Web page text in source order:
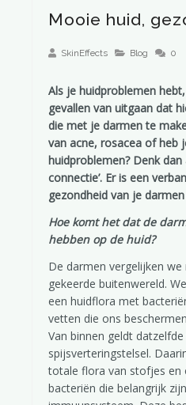
Mooie huid,
SkinEffects Blog 0
Als je huidproblemen
gevallen van uitgaan dat
die met je darmen te
van acne, rosacea of heb
huidproblemen? Denk dan
connectie’. Er is een
gezondheid van je
Hoe komt het dat de
hebben op de huid?
De darmen vergelijken
gekeerde buitenwereld.
een huidflora met
vetten die ons
Van binnen geldt
spijsverteringstelsel.
totale flora van stofjes en
bacteriën die belangrijk